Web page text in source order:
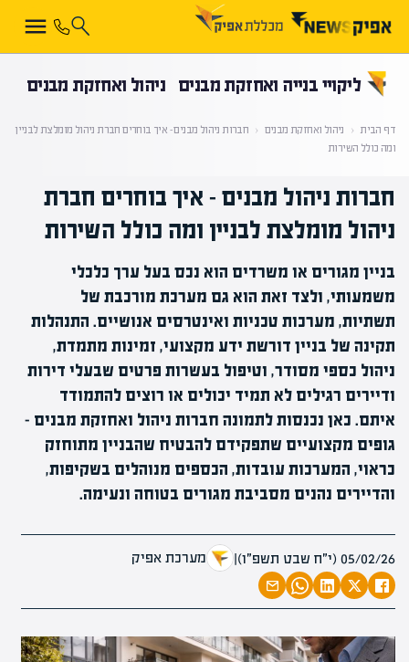
ליקויי בנייה ואחזקת מבנים ניהול ואחזקת מבנים
דף הבית ‹ ניהול ואחזקת מבנים ‹ חברות ניהול מבנים – איך בוחרים חברת ניהול מומלצת לבניין
ומה כולל השירות
חברות ניהול מבנים – איך בוחרים חברת
ניהול מומלצת לבניין ומה כולל השירות
בניין מגורים או משרדים הוא נכס בעל ערך כלכלי
משמעותי, ולצד זאת הוא גם מערכת מורכבת של
תשתיות, מערכות טכניות ואינטרסים אנושיים. התנהלות
תקינה של בניין דורשת ידע מקצועי, זמינות מתמדת,
ניהול כספי מסודר, וטיפול בעשרות פרטים שבעלי דירות
ודיירים רגילים לא תמיד יכולים או רוצים להתמודד
איתם. כאן נכנסות לתמונה חברות ניהול ואחזקת מבנים –
גופים מקצועיים שתפקידם להבטיח שהבניין מתוחזק
כראוי, המערכות עובדות, הכספים מנוהלים בשקיפות,
והדיירים נהנים מסביבת מגורים בטוחה ונעימה.
05/02/26 (י״ח שבט תשפ״ו) | מערכת אפיק